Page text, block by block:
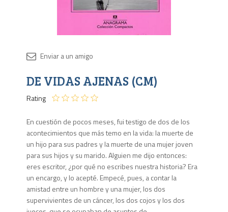
DE VIDAS AJENAS (CM)
Rating
En cuestión de pocos meses, fui testigo de dos de los
acontecimientos que más temo en la vida: la muerte de
un hijo para sus padres y la muer­te de una mujer joven
para sus hijos y su marido. Alguien me dijo entonces:
eres escritor, ¿por qué no escribes nuestra historia? Era
un encargo, y lo acepté. Empecé, pues, a contar la
amistad entre un hombre y una mujer, los dos
supervivientes de un cáncer, los dos cojos y los dos